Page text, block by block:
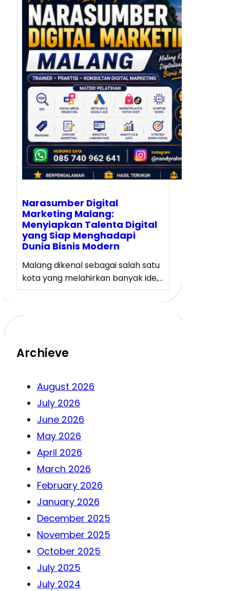
Narasumber Digital
Marketing Malang:
Menyiapkan Talenta Digital
yang Siap Menghadapi
Dunia Bisnis Modern
Malang dikenal sebagai salah satu
kota yang melahirkan banyak ide,…
Archieve
August 2026
July 2026
June 2026
May 2026
April 2026
March 2026
February 2026
January 2026
December 2025
November 2025
October 2025
July 2025
July 2024